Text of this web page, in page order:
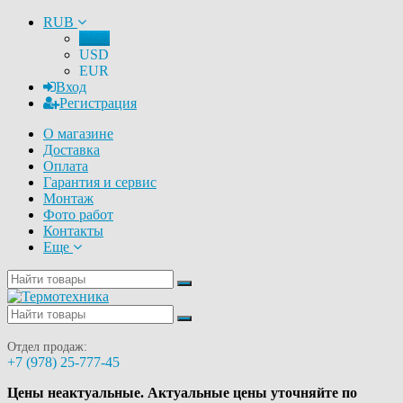
RUB
RUB
USD
EUR
Вход
Регистрация
О магазине
Доставка
Оплата
Гарантия и сервис
Монтаж
Фото работ
Контакты
Еще
Отдел продаж:
+7 (978) 25-777-45
Цены неактуальные. Актуальные цены уточняйте по